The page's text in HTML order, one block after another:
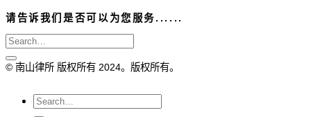
请告诉我们是否可以为您服务......
© 南山律所 版权所有 2024。版权所有。